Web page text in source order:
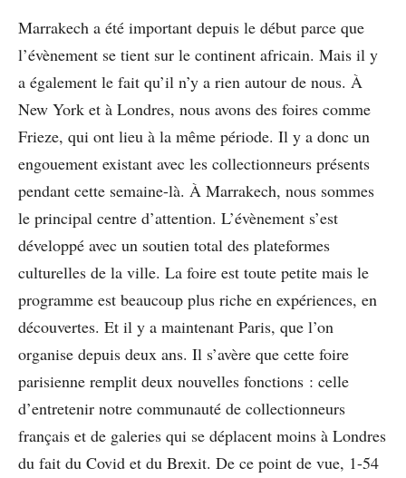
Marrakech a été important depuis le début parce que
l’évènement se tient sur le continent africain. Mais il y
a également le fait qu’il n’y a rien autour de nous. À
New York et à Londres, nous avons des foires comme
Frieze, qui ont lieu à la même période. Il y a donc un
engouement existant avec les collectionneurs présents
pendant cette semaine-là. À Marrakech, nous sommes
le principal centre d’attention. L’évènement s’est
développé avec un soutien total des plateformes
culturelles de la ville. La foire est toute petite mais le
programme est beaucoup plus riche en expériences, en
découvertes. Et il y a maintenant Paris, que l’on
organise depuis deux ans. Il s’avère que cette foire
parisienne remplit deux nouvelles fonctions : celle
d’entretenir notre communauté de collectionneurs
français et de galeries qui se déplacent moins à Londres
du fait du Covid et du Brexit. De ce point de vue, 1-54